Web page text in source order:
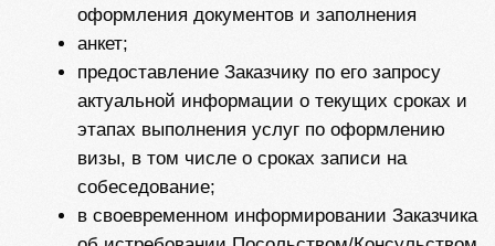
получение визы, так как решение о выдачи
принимает визовый офицер.
3.6. В соответствии с предметом настоящего
Договора, Исполнитель предоставляет Заказчику
услуги оформления визы за фиксированную
стоимость, указанную в приложениях к настоящей
4. ПОРЯДОК И СРОКИ ОКАЗАНИЯ УСЛУГ
4.1. Непосредственно после акцептования
настоящей публичной оферты Заказчик направляет
Исполнителю копию чека об оплате в электронной